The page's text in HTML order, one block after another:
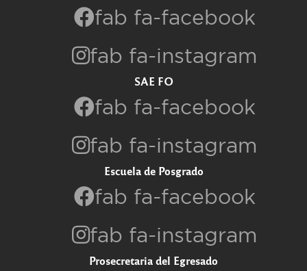
fab fa-facebook
fab fa-instagram
SAE FO
fab fa-facebook
fab fa-instagram
Escuela de Posgrado
fab fa-facebook
fab fa-instagram
Prosecretaria del Egresado